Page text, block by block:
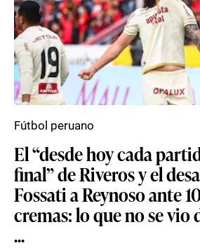
El “desde hoy cada
final” de Riveros y el
Fossati a Reynoso ante
cremas: lo que no se
...
Fútbol peruano